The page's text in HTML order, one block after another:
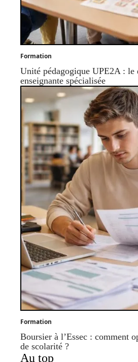
Formation
Unité pédagogique UPE2A : le
enseignante spécialisée
Formation
Boursier à l’Essec : comment
de scolarité ?
Au top